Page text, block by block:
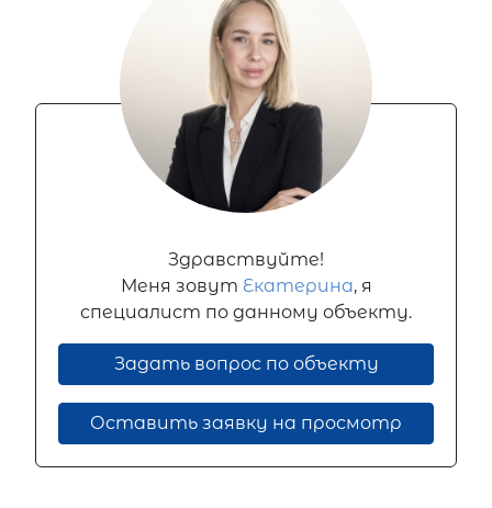
Здравствуйте!
Меня зовут Екатерина, я
специалист по данному объекту.
Задать вопрос по объекту
Оставить заявку на просмотр